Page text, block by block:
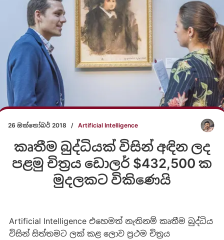
26 ඔක්තෝබර් 2018 / Artificial Intelligence
කෘතීම බුද්ධියක් විසින් අඳින ලද
පළමු චිත්‍රය ඩොලර් $432,500 ක
මුදලකට විකිණෙයි
Artificial Intelligence එහෙමත් නැතිනම් කෘතීම බුද්ධිය
විසින් සිත්තමට ලක් කළ ලොව ප්‍රථම චිත්‍රය